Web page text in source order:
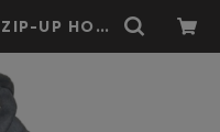
UP HOO